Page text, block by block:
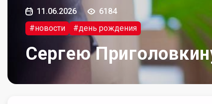
11.06.2026
6184
#новости
#день рождения
Сергею